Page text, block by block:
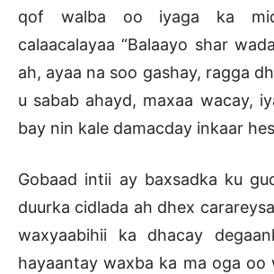
qof walba oo iyaga ka
calaacalayaa “Balaayo shar
ah, ayaa na soo gashay, ragga
u sabab ahayd, maxaa wacay,
bay nin kale damacday inkaar
Gobaad intii ay baxsadka ku
duurka cidlada ah dhex
waxyaabihii ka dhacay
hayaantay waxba ka ma oga oo